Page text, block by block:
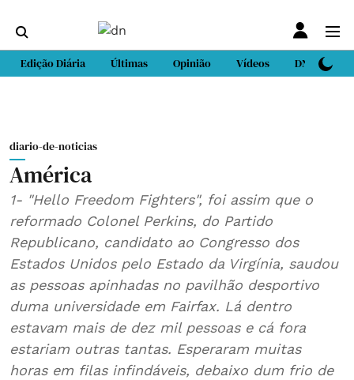
Edição Diária Últimas Opinião Vídeos DN Sport
diario-de-noticias
América
1- "Hello Freedom Fighters", foi assim que o
reformado Colonel Perkins, do Partido
Republicano, candidato ao Congresso dos
Estados Unidos pelo Estado da Virgínia, saudou
as pessoas apinhadas no pavilhão desportivo
duma universidade em Fairfax. Lá dentro
estavam mais de dez mil pessoas e cá fora
estariam outras tantas. Esperaram muitas
horas em filas infindáveis, debaixo dum frio de